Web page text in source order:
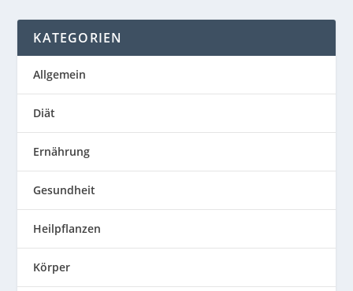
KATEGORIEN
Allgemein
Diät
Ernährung
Gesundheit
Heilpflanzen
Körper